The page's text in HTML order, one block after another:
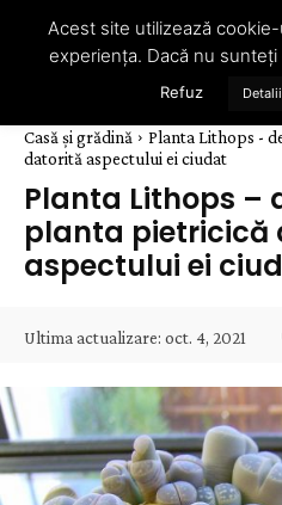
Casă și grădină
Planta Lithops -
datorită aspectului ei ciudat
Planta Lithops –
planta pietricică
aspectului ei
Ultima actualizare: oct. 4, 2021
Acest site utilizează
experiența. Dacă nu
Refuz Detalii